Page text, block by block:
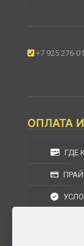
+7 925 276-
ОПЛАТА
ГДЕ